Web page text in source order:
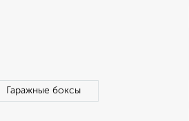
Гаражные боксы